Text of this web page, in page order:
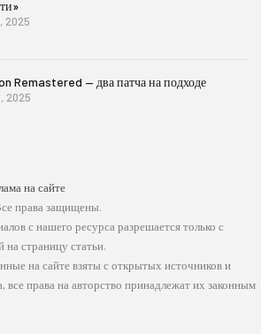
2025
Remastered — два патча на подходе
2025
на сайте
права защищены.
с нашего ресурса разрешается только с
на страницу статьи.
на сайте взяты с открытых источников и
все права на авторство принадлежат их законным